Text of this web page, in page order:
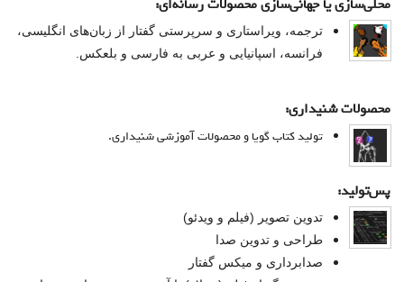
سبد خرید
ورود
عضویت
محلی‌سازی یا جهانی‌سازی محصولات رسانه‌ای:
ترجمه، ویراستاری و سرپرستی گفتار از زبان‌های انگلیسی‌،
فرانسه، اسپانیایی و عربی‌ به فارسی‌ و بلعکس.
محصولات شنیداری:
تولید کتاب گویا و محصولات آموزشی شنیداری.
پس‌تولید:
تدوین تصویر (فیلم و ویدئو)
طراحی‌ و تدوین صدا
صدابرداری و میکس گفتار